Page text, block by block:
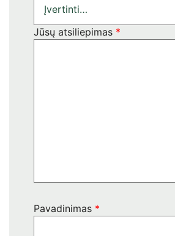
Jūsų atsiliepimas *
Pavadinimas *